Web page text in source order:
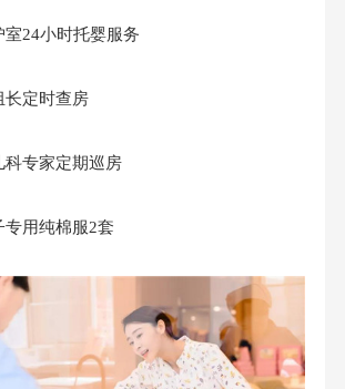
室24小时托婴服务
长定时查房
科专家定期巡房
专用纯棉服2套